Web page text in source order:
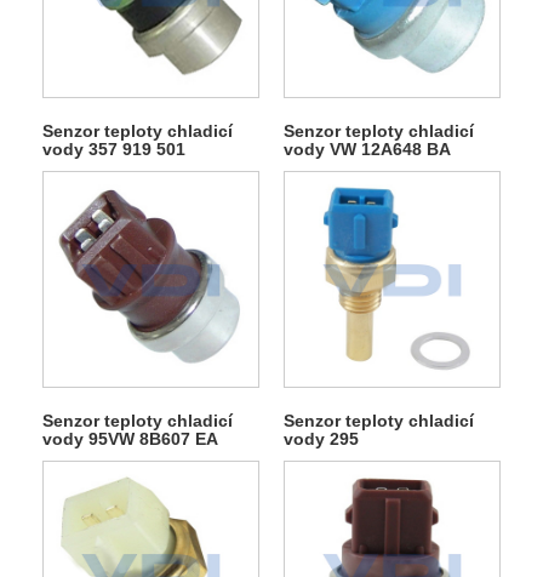
Senzor teploty chladicí
vody 357 919 501
Senzor teploty chladicí
vody VW 12A648 BA
Senzor teploty chladicí
vody 95VW 8B607 EA
Senzor teploty chladicí
vody 295